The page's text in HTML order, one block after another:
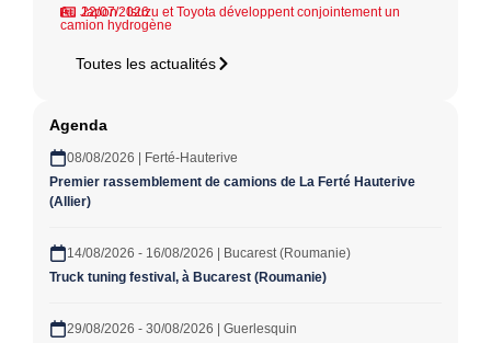
22/07/2026
Au Japon : Isuzu et Toyota développent conjointement un
camion hydrogène
Toutes les actualités
Agenda
08/08/2026 | Ferté-Hauterive
Premier rassemblement de camions de La Ferté Hauterive
(Allier)
14/08/2026 - 16/08/2026 | Bucarest (Roumanie)
Truck tuning festival, à Bucarest (Roumanie)
29/08/2026 - 30/08/2026 | Guerlesquin